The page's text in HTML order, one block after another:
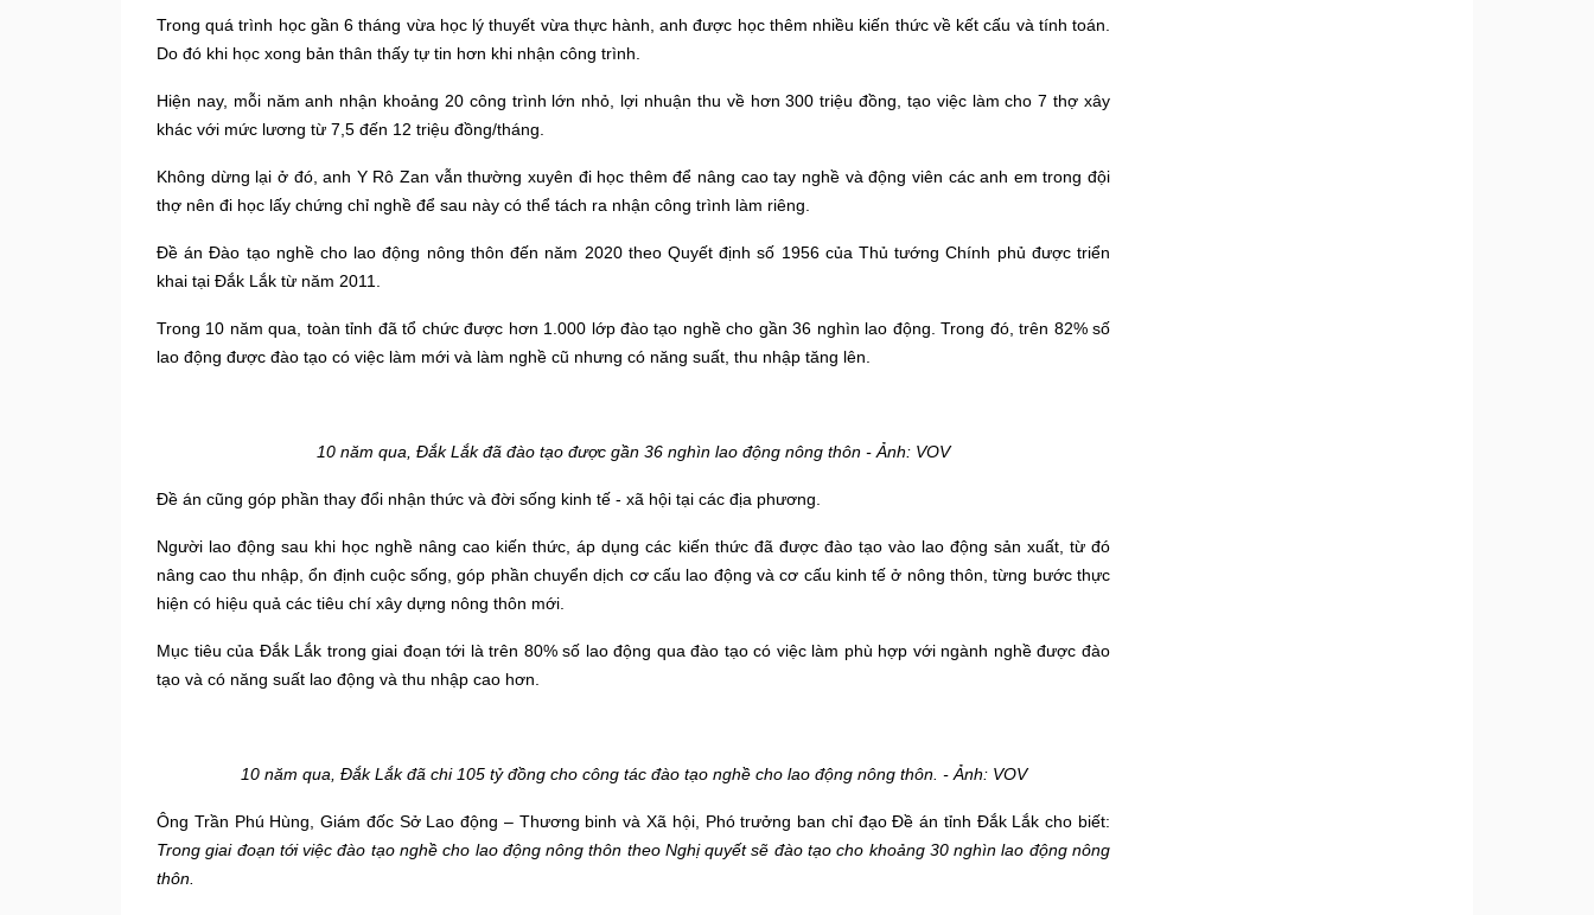
Trong quá trình học gần 6 tháng vừa học lý thuyết vừa thực hành, anh được học thêm nhiều kiến thức về kết cấu và tính toán.
Do đó khi học xong bản thân thấy tự tin hơn khi nhận công trình.
Hiện nay, mỗi năm anh nhận khoảng 20 công trình lớn nhỏ, lợi nhuận thu về hơn 300 triệu đồng, tạo việc làm cho 7 thợ xây
khác với mức lương từ 7,5 đến 12 triệu đồng/tháng.
Không dừng lại ở đó, anh Y Rô Zan vẫn thường xuyên đi học thêm để nâng cao tay nghề và động viên các anh em trong đội
thợ nên đi học lấy chứng chỉ nghề để sau này có thể tách ra nhận công trình làm riêng.
Đề án Đào tạo nghề cho lao động nông thôn đến năm 2020 theo Quyết định số 1956 của Thủ tướng Chính phủ được triển
khai tại Đắk Lắk từ năm 2011.
Trong 10 năm qua, toàn tỉnh đã tổ chức được hơn 1.000 lớp đào tạo nghề cho gần 36 nghìn lao động. Trong đó, trên 82% số
lao động được đào tạo có việc làm mới và làm nghề cũ nhưng có năng suất, thu nhập tăng lên.
10 năm qua, Đắk Lắk đã đào tạo được gần 36 nghìn lao động nông thôn - Ảnh: VOV
Đề án cũng góp phần thay đổi nhận thức và đời sống kinh tế - xã hội tại các địa phương.
Người lao động sau khi học nghề nâng cao kiến thức, áp dụng các kiến thức đã được đào tạo vào lao động sản xuất, từ đó
nâng cao thu nhập, ổn định cuộc sống, góp phần chuyển dịch cơ cấu lao động và cơ cấu kinh tế ở nông thôn, từng bước thực
hiện có hiệu quả các tiêu chí xây dựng nông thôn mới.
Mục tiêu của Đắk Lắk trong giai đoạn tới là trên 80% số lao động qua đào tạo có việc làm phù hợp với ngành nghề được đào
tạo và có năng suất lao động và thu nhập cao hơn.
10 năm qua, Đắk Lắk đã chi 105 tỷ đồng cho công tác đào tạo nghề cho lao động nông thôn. - Ảnh: VOV
Ông Trần Phú Hùng, Giám đốc Sở Lao động – Thương binh và Xã hội, Phó trưởng ban chỉ đạo Đề án tỉnh Đắk Lắk cho biết:
Trong giai đoạn tới việc đào tạo nghề cho lao động nông thôn theo Nghị quyết sẽ đào tạo cho khoảng 30 nghìn lao động nông
thôn.